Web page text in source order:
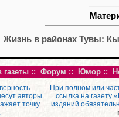
Жизнь в районах Тувы:
газеты :: Форум :: Юмор ::
авторы.
точку
При полном или
ссылка на газету
изданий